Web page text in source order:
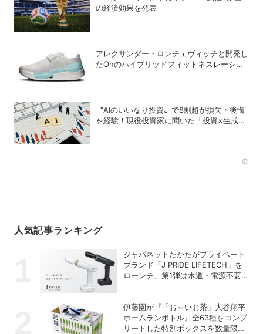
の経済効果を発表
アレクサンダー・ロンチェヴィッチと開発し
たOnのハイブリッドフィットネスレーシン
〝AIのいいなり投資〟で8割超が損失・後悔
を経験！現役投資家に聞いた「投資×生成
人気記事ランキング
ジャパネットたかたがプライベート
ブランド「J PRIDE LIFETECH」を
ローンチ、第1弾は水道・電源不要
伊藤園が『「お～いお茶」大谷翔平
ホームランボトル』全63種をコンプ
リートした特別ボックスを数量限定